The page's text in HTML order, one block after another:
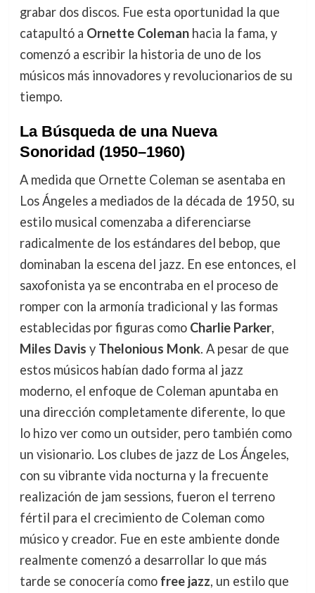
grabar dos discos. Fue esta oportunidad la que
catapultó a Ornette Colemanhacia la fama, y
comenzó a escribir la historia de uno de los
músicos más innovadores y revolucionarios de su
tiempo.
La Búsqueda de una Nueva
Sonoridad (1950–1960)
A medida que Ornette Coleman se asentaba en
Los Ángeles a mediados de la década de 1950, su
estilo musical comenzaba a diferenciarse
radicalmente de los estándares del bebop, que
dominaban la escena del jazz. En ese entonces, el
saxofonista ya se encontraba en el proceso de
romper con la armonía tradicional y las formas
establecidas por figuras como Charlie Parker,
Miles Davis y Thelonious Monk. A pesar de que
estos músicos habían dado forma al jazz
moderno, el enfoque de Coleman apuntaba en
una dirección completamente diferente, lo que
lo hizo ver como un outsider, pero también como
un visionario. Los clubes de jazz de Los Ángeles,
con su vibrante vida nocturna y la frecuente
realización de jam sessions, fueron el terreno
fértil para el crecimiento de Coleman como
músico y creador. Fue en este ambiente donde
realmente comenzó a desarrollar lo que más
tarde se conocería como free jazz, un estilo que